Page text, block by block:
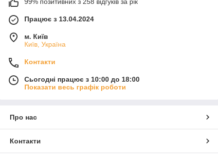
99% позитивних з 258 відгуків за рік
Працює з 13.04.2024
м. Київ
Київ, Україна
Контакти
Сьогодні працює з 10:00 до 18:00
Показати весь графік роботи
Про нас
Контакти